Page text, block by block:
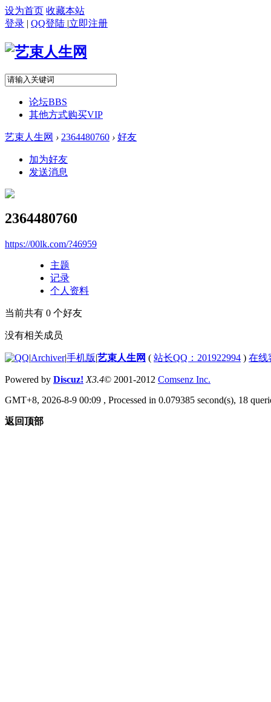
设为首页 收藏本站
登录 | QQ登陆 |立即注册
论坛BBS
其他方式购买VIP
艺束人生网 › 2364480760 › 好友
加为好友
发送消息
2364480760
https://00lk.com/?46959
主题
记录
个人资料
当前共有 0 个好友
没有相关成员
|Archiver|手机版|艺束人生网 ( 站长QQ：201922994 ) 在线
Powered by Discuz! X3.4© 2001-2012 Comsenz Inc.
GMT+8, 2026-8-9 00:09 , Processed in 0.079385 second(s), 18
返回顶部